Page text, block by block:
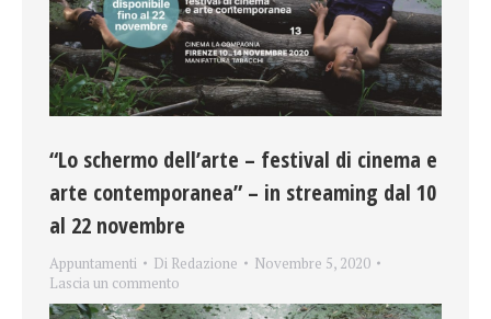
“Lo schermo dell’arte – festival di cinema e
arte contemporanea” – in streaming dal 10
al 22 novembre
Appuntamenti Di Redazione
Novembre 5, 2020
Lascia un commento